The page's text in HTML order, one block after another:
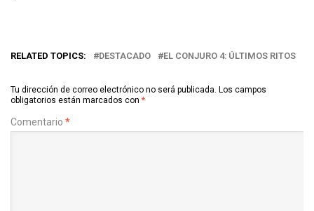
RELATED TOPICS: DESTACADO EL CONJURO 4: ÚLTIMOS RITOS
Tu dirección de correo electrónico no será publicada. Los campos
obligatorios están marcados con *
Comentario *